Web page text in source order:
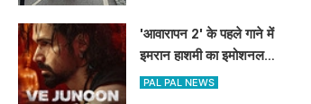
'आवारापन 2' के पहले गाने में
इमरान हाशमी का इमोशनल
अवतार
PAL PAL NEWS